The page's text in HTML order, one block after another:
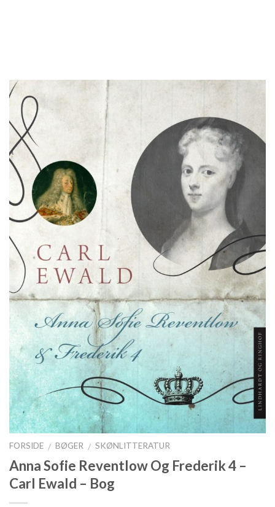
FORSIDE / BØGER / SKØNLITTERATUR
Anna Sofie Reventlow Og Frederik 4 –
Carl Ewald – Bog